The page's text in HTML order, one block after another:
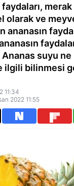
faydaları,
olarak ve
ananasın
Ananas suyu
ilgili bilinmesi
11:34
2022 11:55